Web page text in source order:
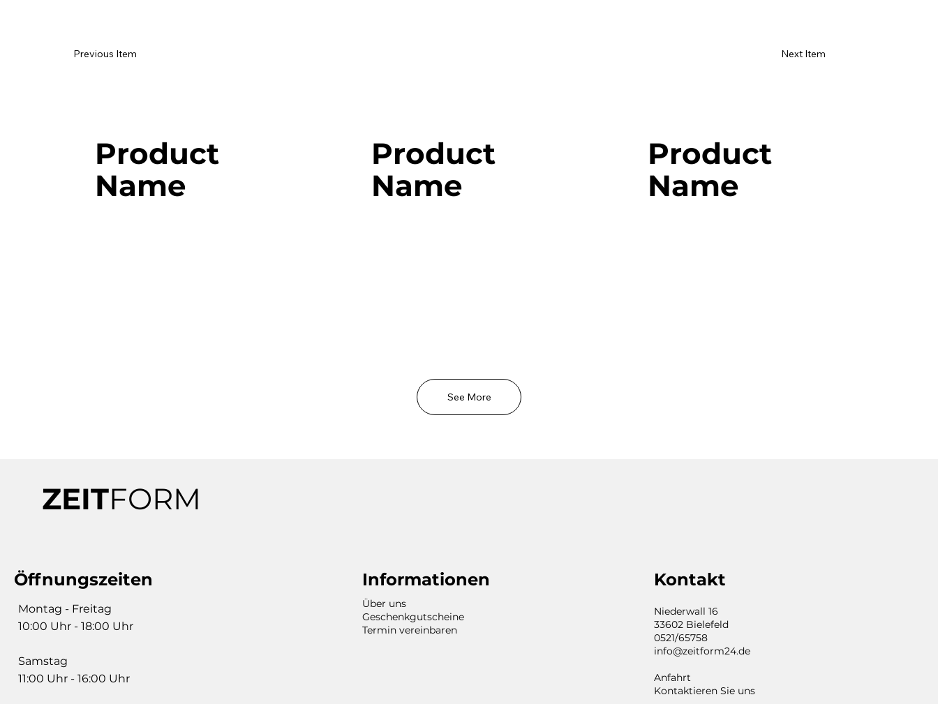
Previous Item Next Item
Product
Name
Product
Name
Product
Name
See More
ZEITFORM
Öffnungszeiten
Montag - Freitag
10:00 Uhr - 18:00 Uhr
Samstag
11:00 Uhr - 16:00 Uhr
Informationen
Über uns
Geschenkgutscheine
Termin vereinbaren
Kontakt
Niederwall 16
33602 Bielefeld
0521/65758
info@zeitform24.de
Anfahrt
Kontaktieren Sie uns